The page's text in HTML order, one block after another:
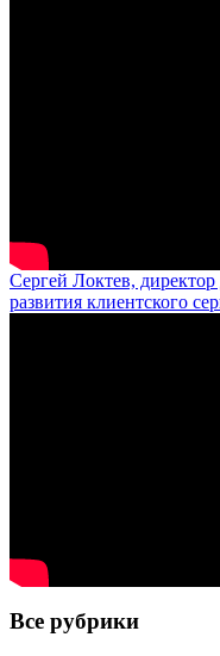
Сергей Локтев,
развития клиентского
Все рубрики